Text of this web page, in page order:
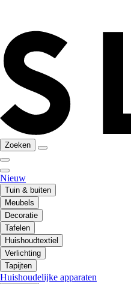
Zoeken
Nieuw
Tuin & buiten
Meubels
Decoratie
Tafelen
Huishoudtextiel
Verlichting
Tapijten
Huishoudelijke apparaten